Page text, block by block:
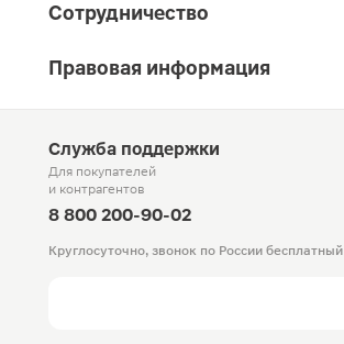
Сотрудничество
Правовая информация
Служба поддержки
Для покупателей
и контрагентов
8 800 200-90-02
Круглосуточно, звонок по России бесплатный